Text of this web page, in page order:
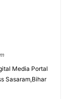
Media Portal
Sasaram,Bihar